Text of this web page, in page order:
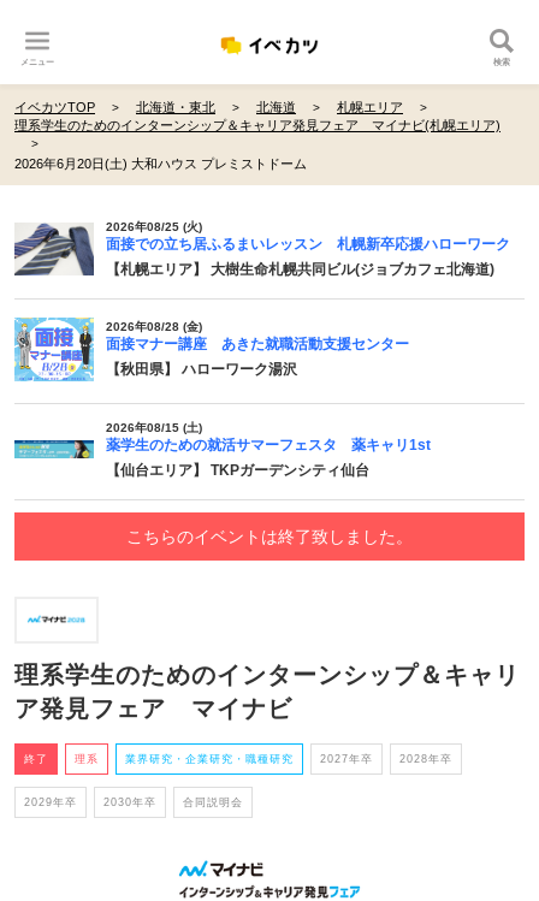
メニュー 検索
イベカツTOP 北海道・東北 北海道
札幌エリア
理系学生のためのインターンシップ＆キャリア発見フェア マイナビ(札幌エリア)
2026年6月20日(土) 大和ハウス プレミストドーム
2026年08/25 (火)
面接での立ち居ふるまいレッスン 札幌新卒応援ハローワーク
【札幌エリア】 大樹生命札幌共同ビル(ジョブカフェ北海道)
2026年08/28 (金)
面接マナー講座 あきた就職活動支援センター
【秋田県】 ハローワーク湯沢
2026年08/15 (土)
薬学生のための就活サマーフェスタ 薬キャリ1st
【仙台エリア】 TKPガーデンシティ仙台
こちらのイベントは終了致しました。
理系学生のためのインターンシップ＆キャリ
ア発見フェア マイナビ
終了 理系 業界研究・企業研究・職種研究 2027年卒 2028年卒
2029年卒 2030年卒 合同説明会